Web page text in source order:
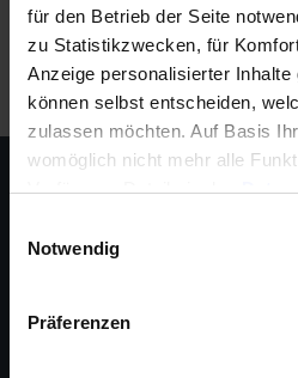
für den Betrieb der Seite
zu Statistikzwecken, für
Anzeige personalisierter Inhalte
können selbst entscheiden,
zulassen möchten. Auf Basis
womöglich nicht mehr alle
Verfügung, Details in den
unseremImpressum
Notwendig
Präferenzen
Tags:Bauträger ,Digitalisierung,